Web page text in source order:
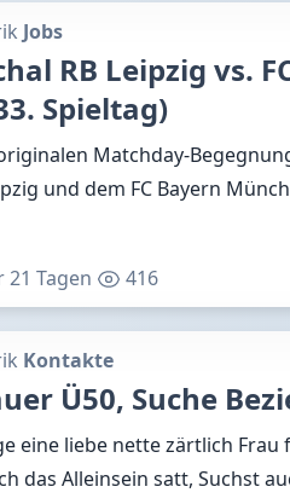
Jobs
RB Leipzig vs.
Spieltag)
Matchday-
und dem FC Bayern
21 Tagen 416
Kontakte
Ü50, Suche
eine liebe nette zärtlich
das Alleinsein satt, Suchst